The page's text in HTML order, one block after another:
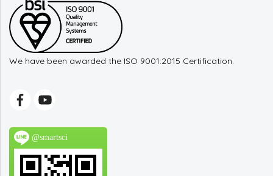
We have been awarded the ISO 9001:2015 Certification.
@smartsci